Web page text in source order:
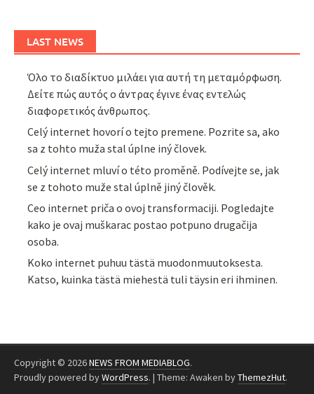
LAST NEWS
Όλο το διαδίκτυο μιλάει για αυτή τη μεταμόρφωση.
Δείτε πώς αυτός ο άντρας έγινε ένας εντελώς
διαφορετικός άνθρωπος.
Celý internet hovorí o tejto premene. Pozrite sa, ako
sa z tohto muža stal úplne iný človek.
Celý internet mluví o této proměně. Podívejte se, jak
se z tohoto muže stal úplně jiný člověk.
Ceo internet priča o ovoj transformaciji. Pogledajte
kako je ovaj muškarac postao potpuno drugačija
osoba.
Koko internet puhuu tästä muodonmuutoksesta.
Katso, kuinka tästä miehestä tuli täysin eri ihminen.
Copyright © 2026NEWS FROM MEDIABLOG.
Proudly powered byWordPress. | Theme: Awaken byThemezHut.